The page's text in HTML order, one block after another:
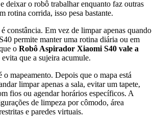
deixar o robô trabalhar enquanto faz outras
rotina corrida, isso pesa bastante.
constância. Em vez de limpar apenas quando
permite manter uma rotina diária ou em
o Robô Aspirador Xiaomi S40 vale a
que a sujeira acumule.
mapeamento. Depois que o mapa está
limpar apenas a sala, evitar um tapete,
fios ou agendar horários específicos. A
de limpeza por cômodo, área
e paredes virtuais.